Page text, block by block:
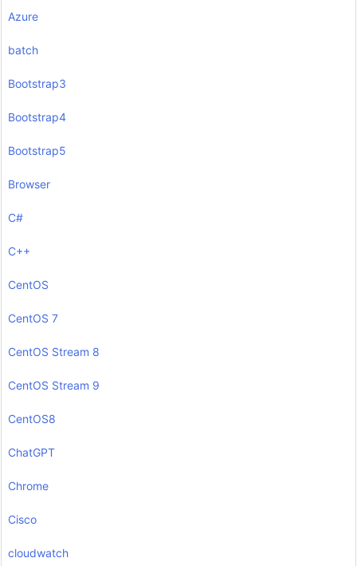
Azure
batch
Bootstrap3
Bootstrap4
Bootstrap5
Browser
C#
C++
CentOS
CentOS 7
CentOS Stream 8
CentOS Stream 9
CentOS8
ChatGPT
Chrome
Cisco
cloudwatch